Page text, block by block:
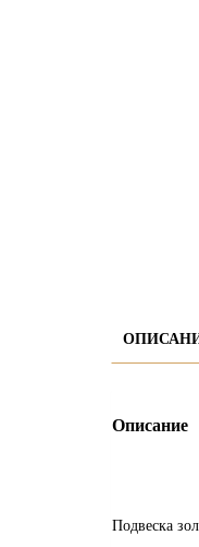
Описание
Подвеска